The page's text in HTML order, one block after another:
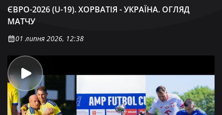
ЄВРО-2026 (U-19). ХОРВАТІЯ - УКРАЇНА. ОГЛЯД
МАТЧУ
01 липня 2026, 12:38